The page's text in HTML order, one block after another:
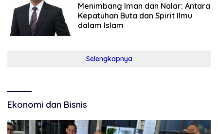
Menimbang Iman dan Nalar: Antara
Kepatuhan Buta dan Spirit Ilmu
dalam Islam
Selengkapnya
Ekonomi dan Bisnis